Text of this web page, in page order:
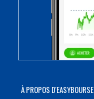
À PROPOS D'EASYBOURSE